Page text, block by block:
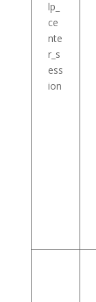
lp_
ce
nte
r_s
ess
ion